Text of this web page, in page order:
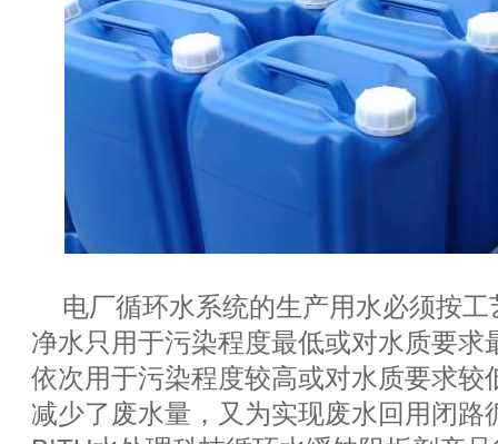
电厂循环水系统的生产用水必须按
净水只用于污染程度最低或对水质要求
依次用于污染程度较高或对水质要求较
减少了废水量，又为实现废水回用闭路